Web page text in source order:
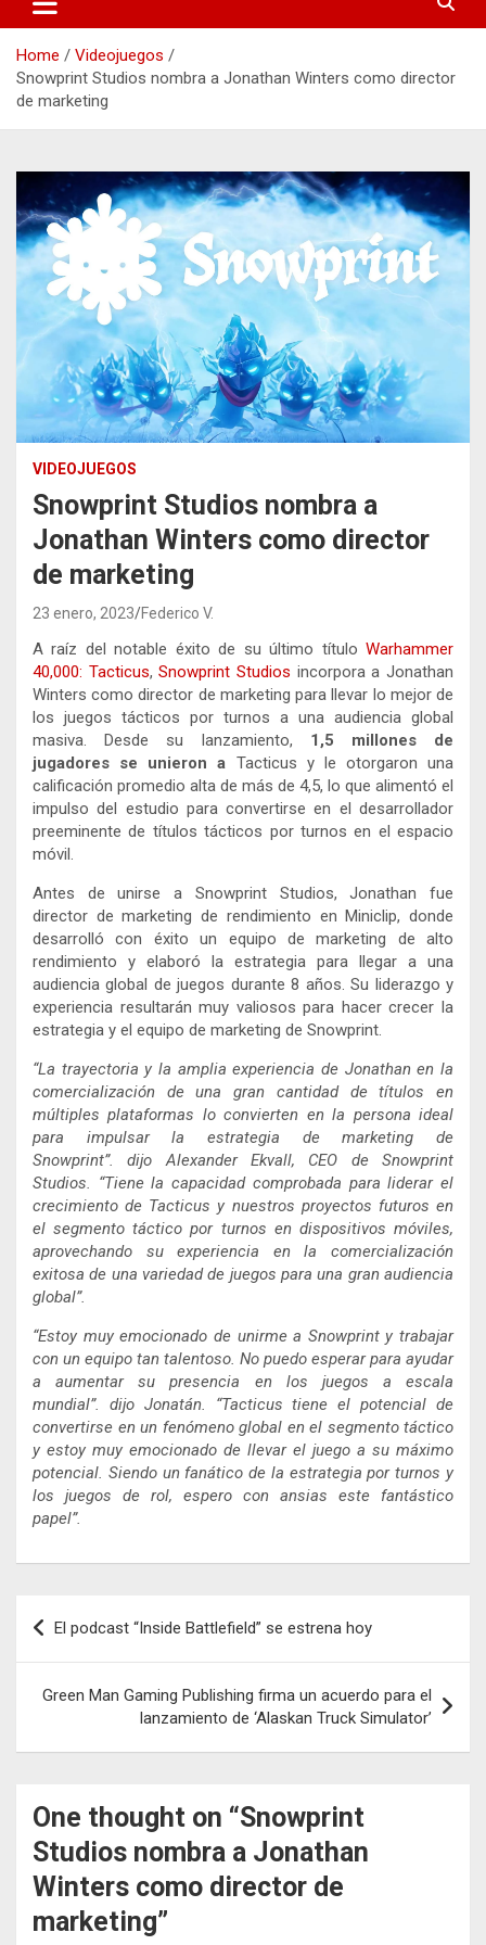
Home
Videojuegos
Snowprint Studios nombra a Jonathan Winters como director
de marketing
VIDEOJUEGOS
Snowprint Studios nombra a
Jonathan Winters como director
de marketing
23 enero, 2023 Federico V.
A raíz del notable éxito de su último título Warhammer
40,000: Tacticus,Snowprint Studios incorpora a Jonathan
Winters como director de marketing para llevar lo mejor de
los juegos tácticos por turnos a una audiencia global
masiva. Desde su lanzamiento, 1,5 millones de
jugadores se unierona Tacticus y le otorgaron una
calificación promedio alta de más de 4,5, lo que alimentó el
impulso del estudio para convertirse en el desarrollador
preeminente de títulos tácticos por turnos en el espacio
móvil.
Antes de unirse a Snowprint Studios, Jonathan fue
director de marketing de rendimiento en Miniclip, donde
desarrolló con éxito un equipo de marketing de alto
rendimiento y elaboró ​​la estrategia para llegar a una
audiencia global de juegos durante 8 años. Su liderazgo y
experiencia resultarán muy valiosos para hacer crecer la
estrategia y el equipo de marketing de Snowprint.
“La trayectoria y la amplia experiencia de Jonathan en la
comercialización de una gran cantidad de títulos en
múltiples plataformas lo convierten en la persona ideal
para impulsar la estrategia de marketing de
Snowprint”. dijo Alexander Ekvall, CEO de Snowprint
Studios. “Tiene la capacidad comprobada para liderar el
crecimiento de Tacticus y nuestros proyectos futuros en
el segmento táctico por turnos en dispositivos móviles,
aprovechando su experiencia en la comercialización
exitosa de una variedad de juegos para una gran audiencia
global”.
“Estoy muy emocionado de unirme a Snowprint y trabajar
con un equipo tan talentoso. No puedo esperar para ayudar
a aumentar su presencia en los juegos a escala
mundial”. dijo Jonatán. “Tacticus tiene el potencial de
convertirse en un fenómeno global en el segmento táctico
y estoy muy emocionado de llevar el juego a su máximo
potencial. Siendo un fanático de la estrategia por turnos y
los juegos de rol, espero con ansias este fantástico
papel”.
Navegación
de
entradas
El podcast “Inside Battlefield” se estrena hoy
Green Man Gaming Publishing firma un acuerdo para el
lanzamiento de ‘Alaskan Truck Simulator’
One thought on “Snowprint
Studios nombra a Jonathan
Winters como director de
marketing”